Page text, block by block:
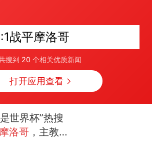
战平摩洛哥
搜到 20 个相关优质新闻
打开应用查看
世界杯”热搜
洛哥 ，主教练